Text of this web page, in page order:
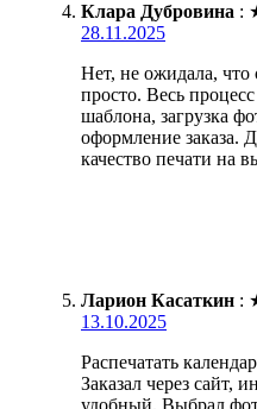
Клара Дубровина :
28.11.2025
Нет, не ожидала, что
просто. Весь
шаблона, загрузка
оформление заказа.
качество печати на
Ларион Касаткин :
13.10.2025
Распечатать
Заказал через сайт,